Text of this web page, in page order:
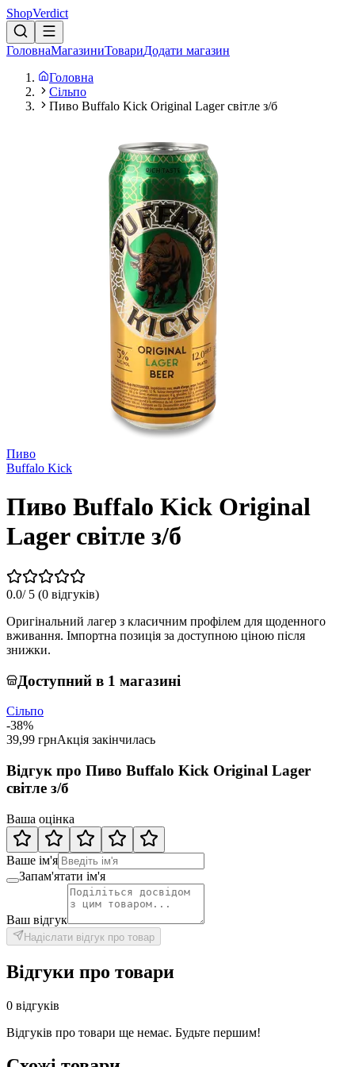
ShopVerdict
ГоловнаМагазиниТовариДодати магазин
Головна
Сільпо
Пиво Buffalo Kick Original Lager світле з/б
Пиво
Buffalo Kick
Пиво Buffalo Kick Original
Lager світле з/б
0.0/ 5 (0 відгуків)
Оригінальний лагер з класичним профілем для щоденного
вживання. Імпортна позиція за доступною ціною після
знижки.
Доступний в 1 магазині
Сільпо
-38%
39,99 грнАкція закінчилась
Відгук про Пиво Buffalo Kick Original Lager
світле з/б
Ваша оцінка
Ваше ім'я
Запам'ятати ім'я
Ваш відгук
Надіслати відгук про товар
Відгуки про товари
0 відгуків
Відгуків про товари ще немає. Будьте першим!